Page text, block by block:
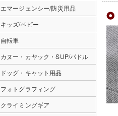
エマージェンシー/防災用品
キッズ/ベビー
自転車
カヌー・カヤック・SUP/パドル
ドッグ・キャット用品
フォトグラフィング
クライミングギア